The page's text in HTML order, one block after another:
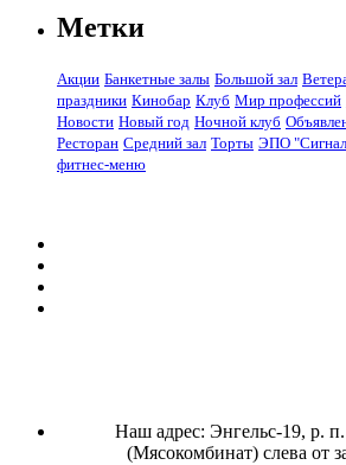
Метки
Акции Банкетные залы Большой зал
праздники Кинобар Клуб Мир профессий
Новости Новый год Ночной клуб
Ресторан Средний зал Торты ЭПО
фитнес-меню
Наш адрес: Энгельс-19, р.
(Мясокомбинат) слева от